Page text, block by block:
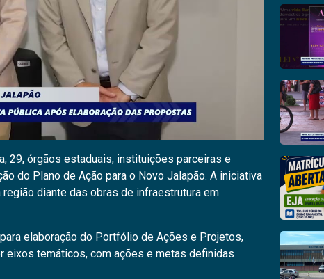
29, órgãos estaduais, instituições parceiras e
do Plano de Ação para o Novo Jalapão. A iniciativa
diante das obras de infraestrutura em
elaboração do Portfólio de Ações e Projetos,
eixos temáticos, com ações e metas definidas